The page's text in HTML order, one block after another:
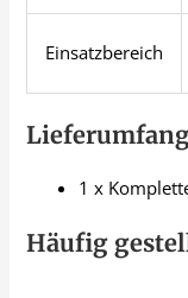
Einsatzbereich
1 x
Häufig